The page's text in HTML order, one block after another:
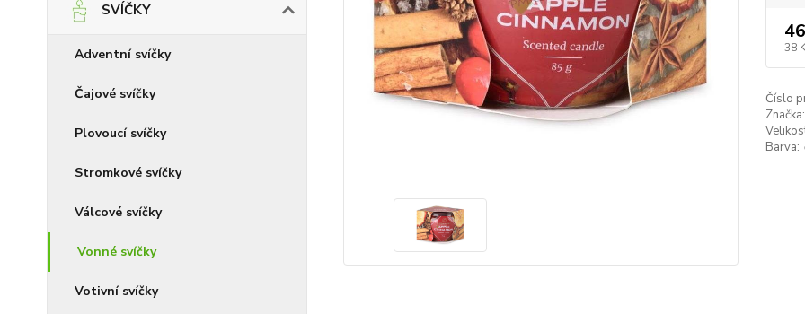
SVÍČKY
Adventní svíčky
Čajové svíčky
Plovoucí svíčky
Stromkové svíčky
Válcové svíčky
Vonné svíčky
Votivní svíčky
38
Číslo
Značka:
Barva: